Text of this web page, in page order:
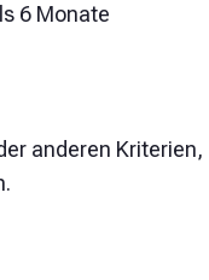
6 Monate
anderen Kriterien,